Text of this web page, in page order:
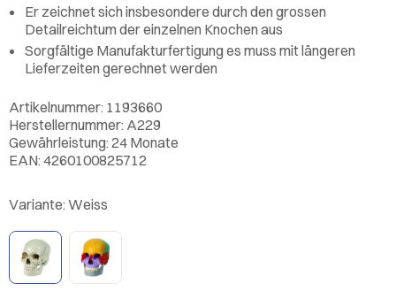
Er zeichnet sich insbesondere durch den grossen
Detailreichtum der einzelnen Knochen aus
Sorgfältige Manufakturfertigung es muss mit längeren
Lieferzeiten gerechnet werden
Artikelnummer: 1193660
Herstellernummer: A229
Gewährleistung: 24 Monate
EAN: 4260100825712
Variante: Weiss